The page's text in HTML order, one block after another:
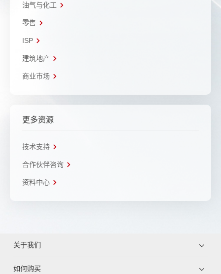
油气与化工
零售
ISP
建筑地产
商业市场
更多资源
技术支持
合作伙伴咨询
资料中心
关于我们
如何购买